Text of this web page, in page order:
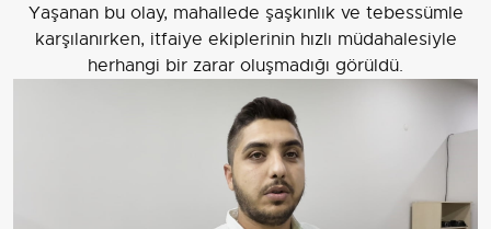
Yaşanan bu olay, mahallede şaşkınlık ve tebessümle
karşılanırken, itfaiye ekiplerinin hızlı müdahalesiyle
herhangi bir zarar oluşmadığı görüldü.